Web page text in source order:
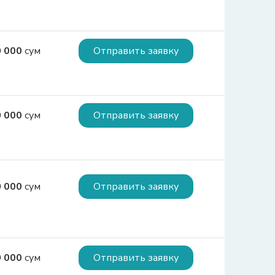
000 сум Отправить заявку
000 сум Отправить заявку
000 сум Отправить заявку
000 сум Отправить заявку